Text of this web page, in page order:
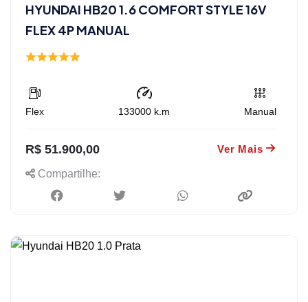
HYUNDAI HB20 1.6 COMFORT STYLE 16V
FLEX 4P MANUAL
Flex 133000 k.m Manual
R$ 51.900,00 Ver Mais
Compartilhe: